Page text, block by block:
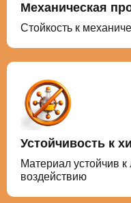
Механическая
Стойкость к
Устойчивость к
Материал устойчив
воздействию